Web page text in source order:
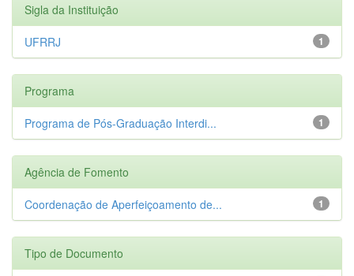
Sigla da Instituição
1
UFRRJ
Programa
1
Programa de Pós-Graduação Interdi...
Agência de Fomento
1
Coordenação de Aperfeiçoamento de...
Tipo de Documento